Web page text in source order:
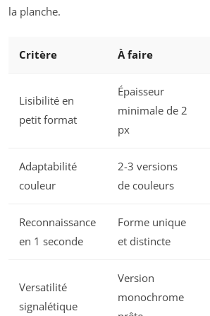
la planche.
Critère À faire
Lisibilité en
petit format
Épaisseur
minimale de 2
px
Adaptabilité
couleur
2-3 versions
de couleurs
Reconnaissance
en 1 seconde
Forme unique
et distincte
Versatilité
signalétique
Version
monochrome